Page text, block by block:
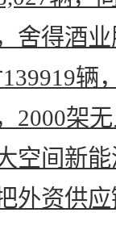
舍得酒
辆
2000架
空间新
外资供应